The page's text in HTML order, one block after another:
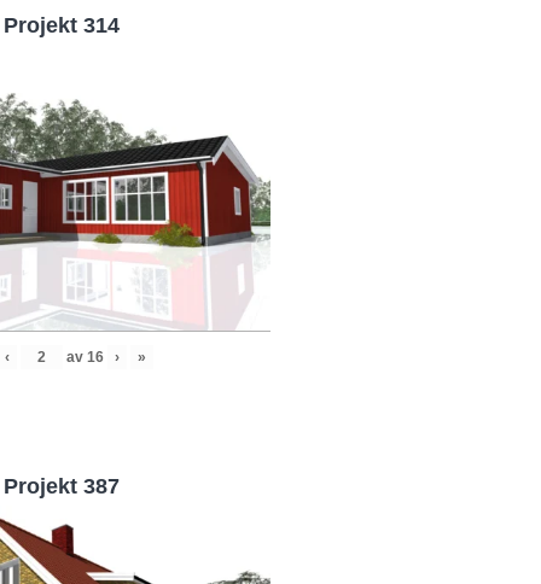
Projekt 314
‹ av 16 › »
Projekt 387